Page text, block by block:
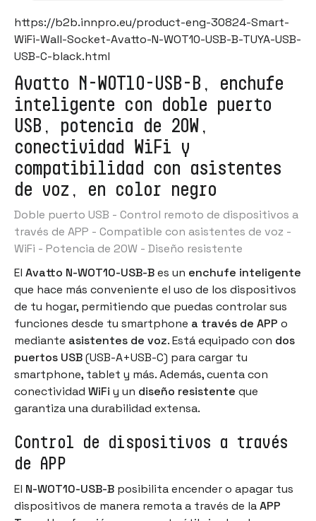
https://b2b.innpro.eu/product-eng-30824-Smart-
WiFi-Wall-Socket-Avatto-N-WOT10-USB-B-TUYA-USB-
USB-C-black.html
Avatto N-WOT10-USB-B, enchufe
inteligente con doble puerto
USB, potencia de 20W,
conectividad WiFi y
compatibilidad con asistentes
de voz, en color negro
Doble puerto USB - Control remoto de dispositivos a
través de APP - Compatible con asistentes de voz -
WiFi - Potencia de 20W - Diseño resistente
El Avatto N-WOT10-USB-Bes un enchufe inteligente
que hace más conveniente el uso de los dispositivos
de tu hogar, permitiendo que puedas controlar sus
funciones desde tu smartphone a través de APP o
mediante asistentes de voz. Está equipado con dos
puertos USB(USB-A+USB-C) para cargar tu
smartphone, tablet y más. Además, cuenta con
conectividad WiFi y un diseño resistente que
garantiza una durabilidad extensa.
Control de dispositivos a través
de APP
El N-WOT10-USB-B posibilita encender o apagar tus
dispositivos de manera remota a través de laAPP